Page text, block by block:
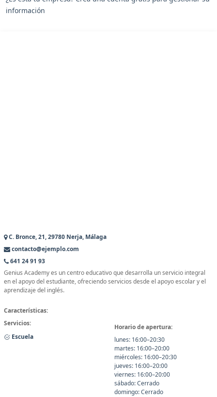
información
C. Bronce, 21, 29780 Nerja, Málaga
contacto@ejemplo.com
641 24 91 93
Genius Academy es un centro educativo que desarrolla un servicio integral
en el apoyo del estudiante, ofreciendo servicios desde el apoyo escolar y el
aprendizaje del inglés.
Características:
Servicios:
Escuela
Horario de apertura:
lunes: 16:00–20:30
martes: 16:00–20:00
miércoles: 16:00–20:30
jueves: 16:00–20:00
viernes: 16:00–20:00
sábado: Cerrado
domingo: Cerrado